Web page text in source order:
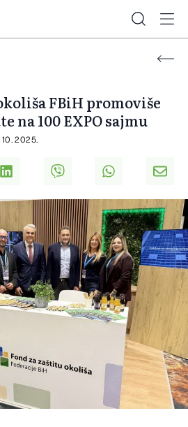
FBiH promoviše
na 100 EXPO sajmu
10. 2025.